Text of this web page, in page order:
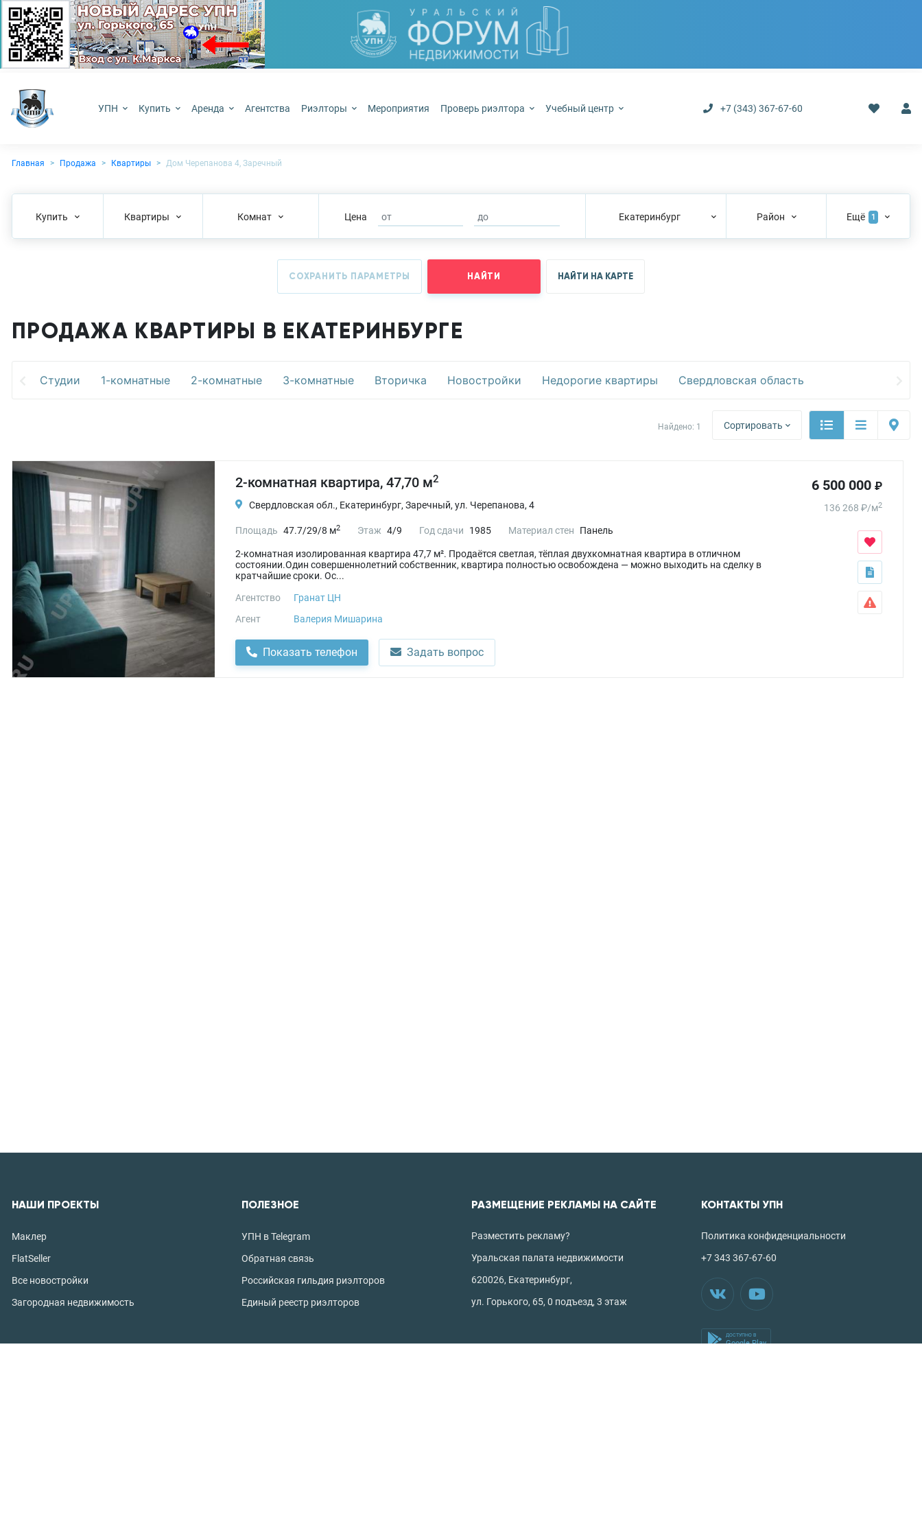
УПН Купить Аренда Агентства Риэлторы Мероприятия Проверь риэлтора Учебный центр +7 (343) 367-67-60
Главная Продажа Квартиры Дом Черепанова 4, Заречный
Купить Квартиры Комнат Цена Екатеринбург Район Ещё 1
СОХРАНИТЬ ПАРАМЕТРЫ НАЙТИ НАЙТИ НА КАРТЕ
ПРОДАЖА КВАРТИРЫ В ЕКАТЕРИНБУРГЕ
Студии 1-комнатные 2-комнатные 3-комнатные Вторичка Новостройки Недорогие квартиры Свердловская область
Найдено: 1 Сортировать
2-комнатная квартира, 47,70 м2
Свердловская обл., Екатеринбург, Заречный, ул. Черепанова, 4
Площадь 47.7/29/8 м2 Этаж 4/9 Год сдачи 1985 Материал стен Панель
2-комнатная изолированная квартира 47,7 м². Продаётся светлая, тёплая двухкомнатная квартира в отличном
состоянии.Один совершеннолетний собственник, квартира полностью освобождена — можно выходить на сделку в
кратчайшие сроки. Ос...
Агентство
Гранат ЦН
Агент
Валерия Мишарина
Показать телефон Задать вопрос
6 500 000 ₽
136 268 ₽/м2
НАШИ ПРОЕКТЫ
Маклер
FlatSeller
Все новостройки
Загородная недвижимость
ПОЛЕЗНОЕ
УПН в Telegram
Обратная связь
Российская гильдия риэлторов
Единый реестр риэлторов
РАЗМЕЩЕНИЕ РЕКЛАМЫ НА САЙТЕ
Разместить рекламу?
Уральская палата недвижимости
620026, Екатеринбург,
ул. Горького, 65, 0 подъезд, 3 этаж
КОНТАКТЫ УПН
Политика конфиденциальности
+7 343 367-67-60
ДОСТУПНО В
Google Play